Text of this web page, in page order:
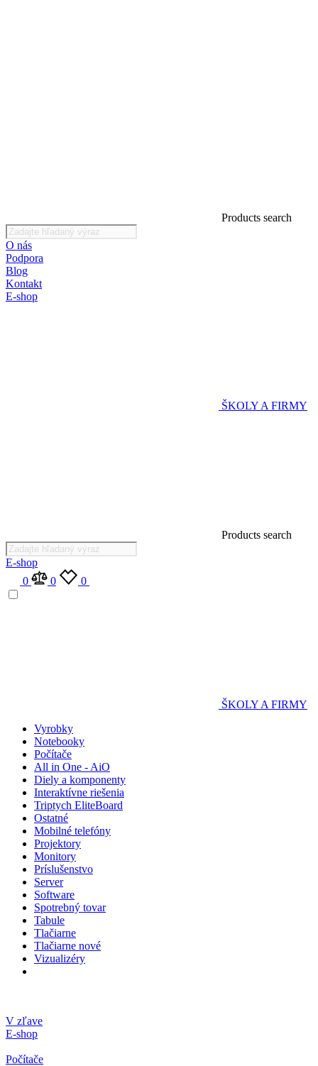
Products search
O nás
Podpora
Blog
Kontakt
E-shop
ŠKOLY A FIRMY
Products search
E-shop
0
0 0
ŠKOLY A FIRMY
Vyrobky
Notebooky
Počítače
All in One - AiO
Diely a komponenty
Interaktívne riešenia
Triptych EliteBoard
Ostatné
Mobilné telefóny
Projektory
Monitory
Príslušenstvo
Server
Software
Spotrebný tovar
Tabule
Tlačiarne
Tlačiarne nové
Vizualizéry
V zľave
E-shop
Počítače